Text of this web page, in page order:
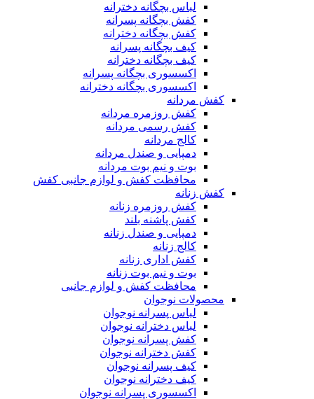
لباس بچگانه دخترانه
کفش بچگانه پسرانه
کفش بچگانه دخترانه
کیف بچگانه پسرانه
کیف بچگانه دخترانه
اکسسوری بچگانه پسرانه
اکسسوری بچگانه دخترانه
کفش مردانه
کفش روزمره مردانه
کفش رسمی مردانه
کالج مردانه
دمپایی و صندل مردانه
بوت و نیم بوت مردانه
محافظت کفش و لوازم جانبی کفش
کفش زنانه
کفش روزمره زنانه
کفش پاشنه بلند
دمپایی و صندل زنانه
کالج زنانه
کفش اداری زنانه
بوت و نیم بوت زنانه
محافظت کفش و لوازم جانبی
محصولات نوجوان
لباس پسرانه نوجوان
لباس دخترانه نوجوان
کفش پسرانه نوجوان
کفش دخترانه نوجوان
کیف پسرانه نوجوان
کیف دخترانه نوجوان
اکسسوری پسرانه نوجوان